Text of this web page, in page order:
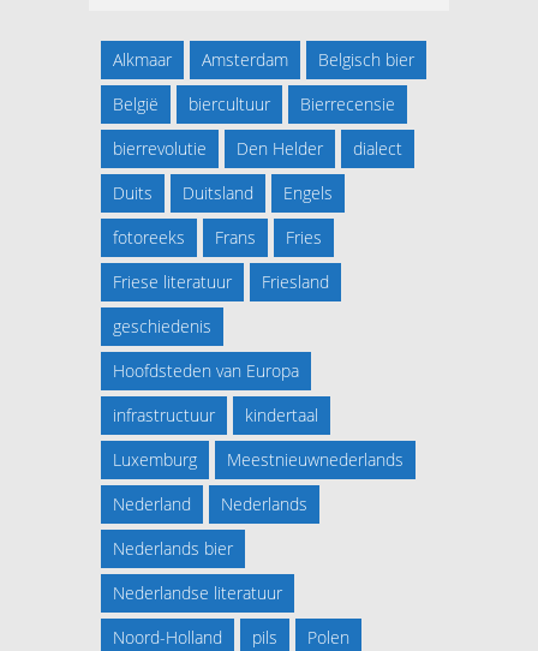
Alkmaar Amsterdam
Belgisch bier
België
biercultuur
Bierrecensie
bierrevolutie
Den Helder
dialect
Duits
Duitsland
Engels
fotoreeks
Frans
Fries
Friese literatuur
Friesland
geschiedenis
Hoofdsteden van Europa
infrastructuur
kindertaal
Luxemburg
Meestnieuwnederlands
Nederland
Nederlands
Nederlands bier
Nederlandse literatuur
Noord-Holland
pils
Polen